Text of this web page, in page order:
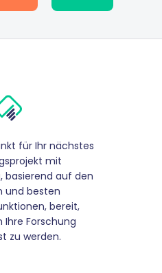
für Ihr nächstes
mit
basierend auf den
und besten
bereit,
Ihre Forschung
zu werden.